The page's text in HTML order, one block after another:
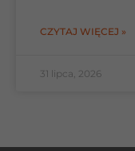
CZYTAJ WIĘCEJ »
31 lipca, 2026